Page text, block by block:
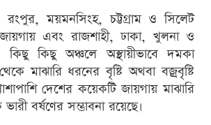
রংপুর, ময়মনসিংহ, চট্টগ্রাম ও সিলেট
এবং রাজশাহী, ঢাকা, খুলনা ও
কিছু কিছু অঞ্চলে অস্থায়ীভাবে দমকা
মাঝারি ধরনের বৃষ্টি অথবা বজ্রবৃষ্টি
দেশের কয়েকটি জায়গায় মাঝারি
বর্ষণের সম্ভাবনা রয়েছে।